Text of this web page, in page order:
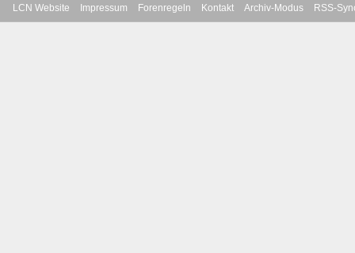
LCN Website Impressum Forenregeln Kontakt Archiv-Modus RSS-